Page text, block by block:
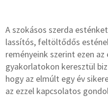
A szokásos szerda
lassítós, feltöltődős
reményeink szerint ezen
gyakorlatokon keresztül
hogy az elmúlt egy év
az ezzel kapcsolatos